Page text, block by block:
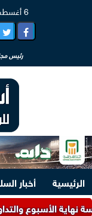
6 أغسطس 2026
رئيس
الرئيسية أخبار
تصل إلى 1.5